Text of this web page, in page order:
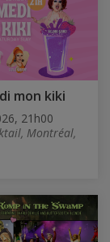
mon kiki
21h00
Montréal,